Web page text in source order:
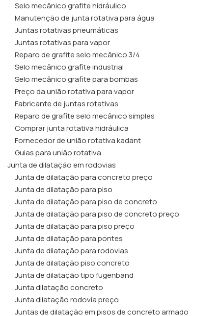
Selo mecânico grafite hidráulico
Manutenção de junta rotativa para água
Juntas rotativas pneumáticas
Juntas rotativas para vapor
Reparo de grafite selo mecânico 3/4
Selo mecânico grafite industrial
Selo mecânico grafite para bombas
Preço da união rotativa para vapor
Fabricante de juntas rotativas
Reparo de grafite selo mecânico simples
Comprar junta rotativa hidráulica
Fornecedor de união rotativa kadant
Guias para união rotativa
Junta de dilatação em rodovias
Junta de dilatação para concreto preço
Junta de dilatação para piso
Junta de dilatação para piso de concreto
Junta de dilatação para piso de concreto preço
Junta de dilatação para piso preço
Junta de dilatação para pontes
Junta de dilatação para rodovias
Junta de dilatação piso concreto
Junta de dilatação tipo fugenband
Junta dilatação concreto
Junta dilatação rodovia preço
Juntas de dilatação em pisos de concreto armado